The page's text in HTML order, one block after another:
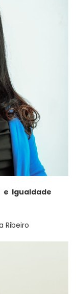
e Igualdade
Ribeiro